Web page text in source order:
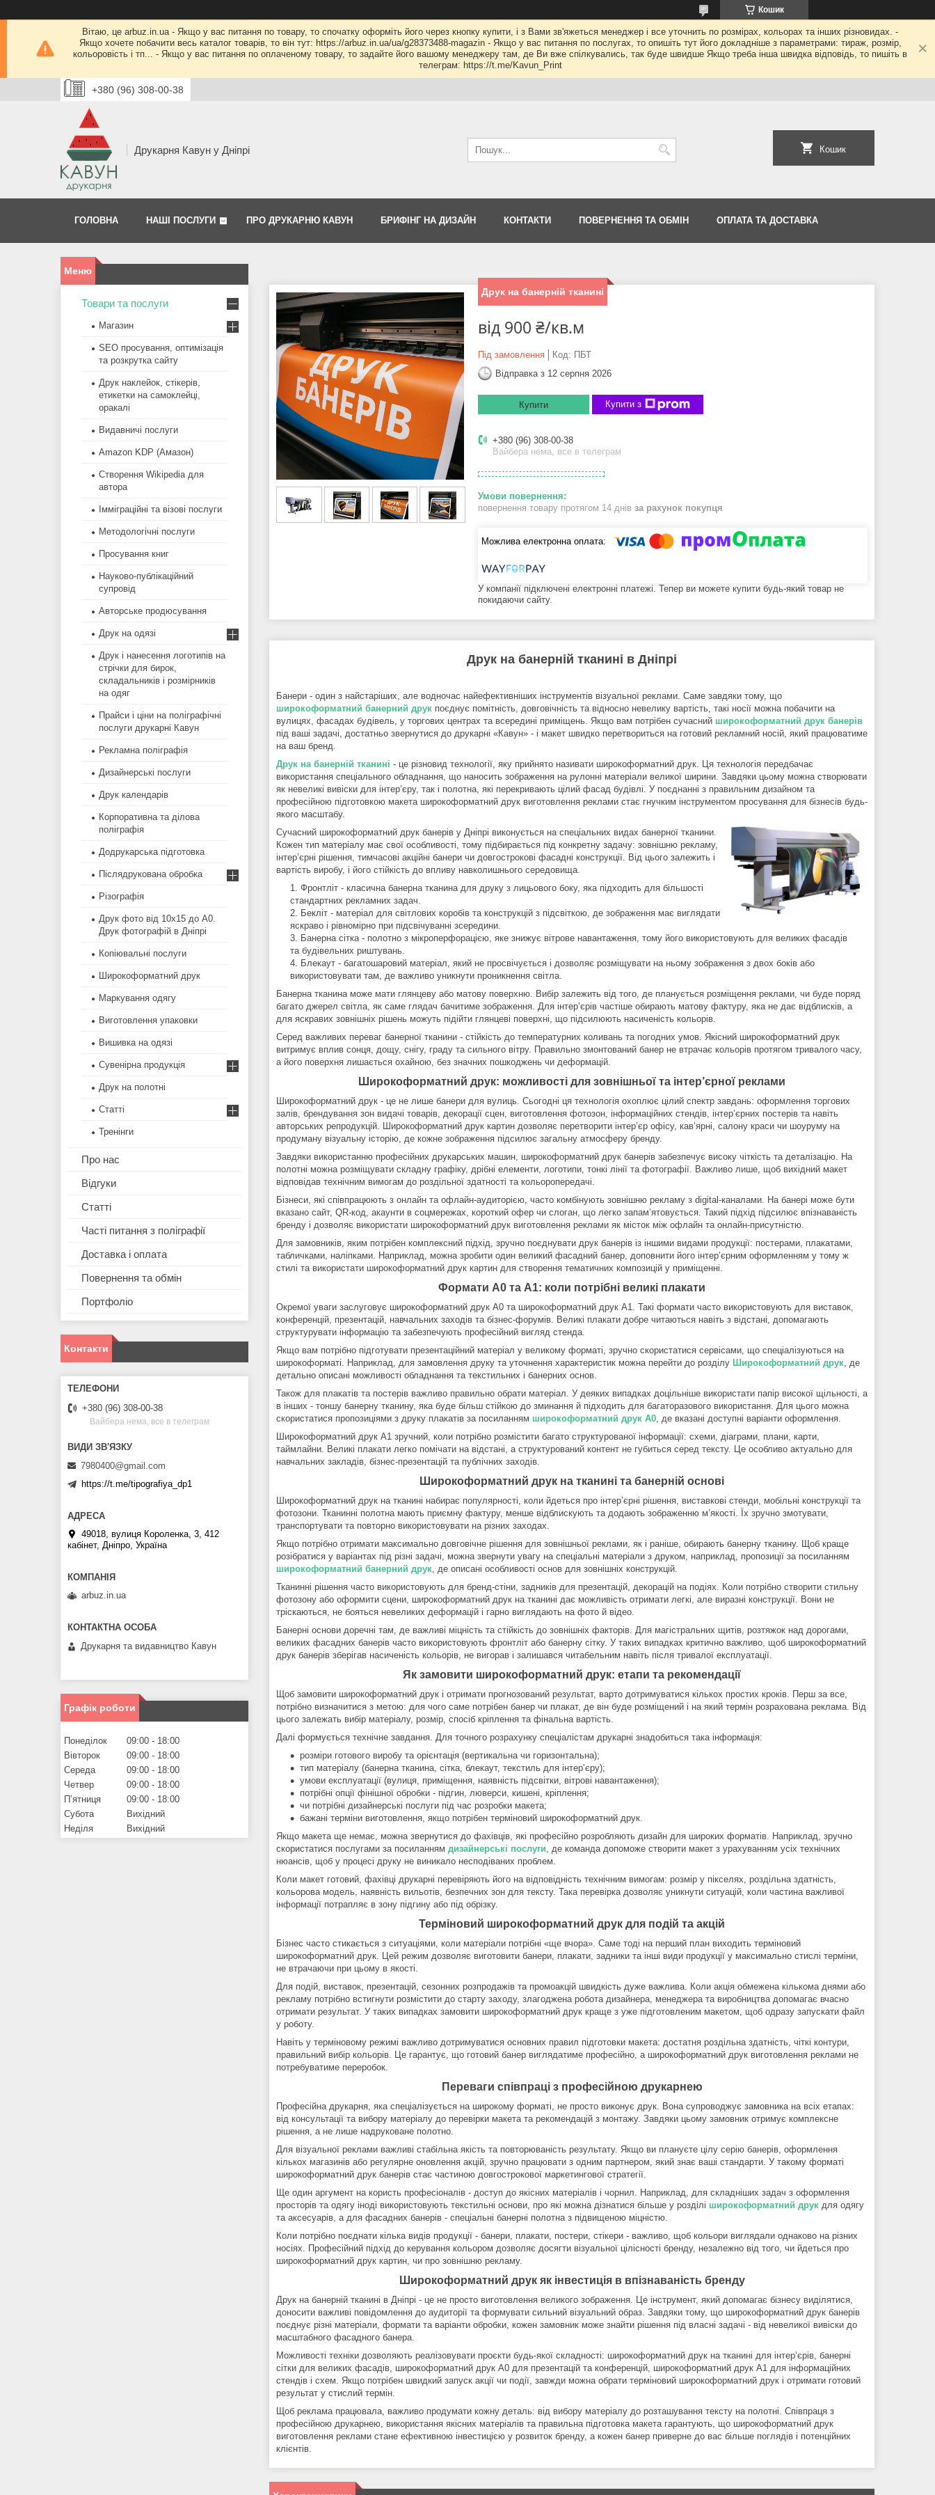
Кошик
Вітаю, це arbuz.in.ua - Якщо у вас питання по товару, то спочатку оформіть його через кнопку купити, і з Вами зв'яжеться менеджер і все уточнить по розмірах, кольорах та інших різновидах. -
Якщо хочете побачити весь каталог товарів, то він тут: https://arbuz.in.ua/ua/g28373488-magazin - Якщо у вас питання по послугах, то опишіть тут його докладніше з параметрами: тираж, розмір,
кольоровість і тп... - Якщо у вас питання по оплаченому товару, то задайте його вашому менеджеру там, де Ви вже спілкувались, так буде швидше Якщо треба інша швидка відповідь, то пишіть в
телеграм: https://t.me/Kavun_Print
+380 (96) 308-00-38
Друкарня Кавун у Дніпрі Кошик
ГОЛОВНА НАШІ ПОСЛУГИ ПРО ДРУКАРНЮ КАВУН БРИФІНГ НА ДИЗАЙН КОНТАКТИ ПОВЕРНЕННЯ ТА ОБМІН ОПЛАТА ТА ДОСТАВКА
Друк на банерній тканині
від 900 ₴/кв.м
Під замовлення Код: ПБТ
Відправка з 12 серпня 2026
Купити Купити з
+380 (96) 308-00-38
Вайбера нема, все в телеграм
повернення товару протягом 14 днів за рахунок покупця
У компанії підключені електронні платежі. Тепер ви можете купити будь-який товар не
покидаючи сайту.
Друк на банерній тканині в Дніпрі
Банери - один з найстаріших, але водночас найефективніших інструментів візуальної реклами. Саме завдяки тому, що
широкоформатний банерний друк поєднує помітність, довговічність та відносно невелику вартість, такі носії можна побачити на
вулицях, фасадах будівель, у торгових центрах та всередині приміщень. Якщо вам потрібен сучасний широкоформатний друк банерів
під ваші задачі, достатньо звернутися до друкарні «Кавун» - і макет швидко перетвориться на готовий рекламний носій, який працюватиме
на ваш бренд.
Друк на банерній тканині - це різновид технології, яку прийнято називати широкоформатний друк. Ця технологія передбачає
використання спеціального обладнання, що наносить зображення на рулонні матеріали великої ширини. Завдяки цьому можна створювати
як невеликі вивіски для інтер’єру, так і полотна, які перекривають цілий фасад будівлі. У поєднанні з правильним дизайном та
професійною підготовкою макета широкоформатний друк виготовлення реклами стає гнучким інструментом просування для бізнесів будь-
якого масштабу.
Сучасний широкоформатний друк банерів у Дніпрі виконується на спеціальних видах банерної тканини.
Кожен тип матеріалу має свої особливості, тому підбирається під конкретну задачу: зовнішню рекламу,
інтер’єрні рішення, тимчасові акційні банери чи довгострокові фасадні конструкції. Від цього залежить і
вартість виробу, і його стійкість до впливу навколишнього середовища.
Фронтліт - класична банерна тканина для друку з лицьового боку, яка підходить для більшості
стандартних рекламних задач.
Бекліт - матеріал для світлових коробів та конструкцій з підсвіткою, де зображення має виглядати
яскраво і рівномірно при підсвічуванні зсередини.
Банерна сітка - полотно з мікроперфорацією, яке знижує вітрове навантаження, тому його використовують для великих фасадів
та будівельних риштувань.
Блекаут - багатошаровий матеріал, який не просвічується і дозволяє розміщувати на ньому зображення з двох боків або
використовувати там, де важливо уникнути проникнення світла.
Банерна тканина може мати глянцеву або матову поверхню. Вибір залежить від того, де планується розміщення реклами, чи буде поряд
багато джерел світла, як саме глядач бачитиме зображення. Для інтер’єрів частіше обирають матову фактуру, яка не дає відблисків, а
для яскравих зовнішніх рішень можуть підійти глянцеві поверхні, що підсилюють насиченість кольорів.
Серед важливих переваг банерної тканини - стійкість до температурних коливань та погодних умов. Якісний широкоформатний друк
витримує вплив сонця, дощу, снігу, граду та сильного вітру. Правильно змонтований банер не втрачає кольорів протягом тривалого часу,
а його поверхня лишається охайною, без значних пошкоджень чи деформацій.
Широкоформатний друк: можливості для зовнішньої та інтер’єрної реклами
Широкоформатний друк - це не лише банери для вулиць. Сьогодні ця технологія охоплює цілий спектр завдань: оформлення торгових
залів, брендування зон видачі товарів, декорації сцен, виготовлення фотозон, інформаційних стендів, інтер’єрних постерів та навіть
авторських репродукцій. Широкоформатний друк картин дозволяє перетворити інтер’єр офісу, кав’ярні, салону краси чи шоуруму на
продуману візуальну історію, де кожне зображення підсилює загальну атмосферу бренду.
Завдяки використанню професійних друкарських машин, широкоформатний друк банерів забезпечує високу чіткість та деталізацію. На
полотні можна розміщувати складну графіку, дрібні елементи, логотипи, тонкі лінії та фотографії. Важливо лише, щоб вихідний макет
відповідав технічним вимогам до роздільної здатності та кольоропередачі.
Бізнеси, які співпрацюють з онлайн та офлайн-аудиторією, часто комбінують зовнішню рекламу з digital-каналами. На банері може бути
вказано сайт, QR-код, акаунти в соцмережах, короткий офер чи слоган, що легко запам’ятовується. Такий підхід підсилює впізнаваність
бренду і дозволяє використати широкоформатний друк виготовлення реклами як місток між офлайн та онлайн-присутністю.
Для замовників, яким потрібен комплексний підхід, зручно поєднувати друк банерів із іншими видами продукції: постерами, плакатами,
табличками, наліпками. Наприклад, можна зробити один великий фасадний банер, доповнити його інтер’єрним оформленням у тому ж
стилі та використати широкоформатний друк картин для створення тематичних композицій у приміщенні.
Формати А0 та А1: коли потрібні великі плакати
Окремої уваги заслуговує широкоформатний друк А0 та широкоформатний друк А1. Такі формати часто використовують для виставок,
конференцій, презентацій, навчальних заходів та бізнес-форумів. Великі плакати добре читаються навіть з відстані, допомагають
структурувати інформацію та забезпечують професійний вигляд стенда.
Якщо вам потрібно підготувати презентаційний матеріал у великому форматі, зручно скористатися сервісами, що спеціалізуються на
широкоформаті. Наприклад, для замовлення друку та уточнення характеристик можна перейти до розділу Широкоформатний друк, де
детально описані можливості обладнання та текстильних і банерних основ.
Також для плакатів та постерів важливо правильно обрати матеріал. У деяких випадках доцільніше використати папір високої щільності, а
в інших - тоншу банерну тканину, яка буде більш стійкою до зминання й підходить для багаторазового використання. Для цього можна
скористатися пропозиціями з друку плакатів за посиланням широкоформатний друк А0, де вказані доступні варіанти оформлення.
Широкоформатний друк А1 зручний, коли потрібно розмістити багато структурованої інформації: схеми, діаграми, плани, карти,
таймлайни. Великі плакати легко помічати на відстані, а структурований контент не губиться серед тексту. Це особливо актуально для
навчальних закладів, бізнес-презентацій та публічних заходів.
Широкоформатний друк на тканині та банерній основі
Широкоформатний друк на тканині набирає популярності, коли йдеться про інтер’єрні рішення, виставкові стенди, мобільні конструкції та
фотозони. Тканинні полотна мають приємну фактуру, менше відблискують та додають зображенню м’якості. Їх зручно змотувати,
транспортувати та повторно використовувати на різних заходах.
Якщо потрібно отримати максимально довговічне рішення для зовнішньої реклами, як і раніше, обирають банерну тканину. Щоб краще
розібратися у варіантах під різні задачі, можна звернути увагу на спеціальні матеріали з друком, наприклад, пропозиції за посиланням
широкоформатний банерний друк, де описані особливості основ для зовнішніх конструкцій.
Тканинні рішення часто використовують для бренд-стіни, задників для презентацій, декорацій на подіях. Коли потрібно створити стильну
фотозону або оформити сцени, широкоформатний друк на тканині дає можливість отримати легкі, але виразні конструкції. Вони не
тріскаються, не бояться невеликих деформацій і гарно виглядають на фото й відео.
Банерні основи доречні там, де важливі міцність та стійкість до зовнішніх факторів. Для магістральних щитів, розтяжок над дорогами,
великих фасадних банерів часто використовують фронтліт або банерну сітку. У таких випадках критично важливо, щоб широкоформатний
друк банерів зберігав насиченість кольорів, не вигорав і залишався читабельним навіть після тривалої експлуатації.
Як замовити широкоформатний друк: етапи та рекомендації
Щоб замовити широкоформатний друк і отримати прогнозований результат, варто дотримуватися кількох простих кроків. Перш за все,
потрібно визначитися з метою: для чого саме потрібен банер чи плакат, де він буде розміщений і на який термін розрахована реклама. Від
цього залежать вибір матеріалу, розмір, спосіб кріплення та фінальна вартість.
Далі формується технічне завдання. Для точного розрахунку спеціалістам друкарні знадобиться така інформація:
розміри готового виробу та орієнтація (вертикальна чи горизонтальна);
тип матеріалу (банерна тканина, сітка, блекаут, текстиль для інтер’єру);
умови експлуатації (вулиця, приміщення, наявність підсвітки, вітрові навантаження);
потрібні опції фінішної обробки - підгин, люверси, кишені, кріплення;
чи потрібні дизайнерські послуги під час розробки макета;
бажані терміни виготовлення, якщо потрібен терміновий широкоформатний друк.
Якщо макета ще немає, можна звернутися до фахівців, які професійно розробляють дизайн для широких форматів. Наприклад, зручно
скористатися послугами за посиланням дизайнерські послуги, де команда допоможе створити макет з урахуванням усіх технічних
нюансів, щоб у процесі друку не виникало несподіваних проблем.
Коли макет готовий, фахівці друкарні перевіряють його на відповідність технічним вимогам: розмір у пікселях, роздільна здатність,
кольорова модель, наявність вильотів, безпечних зон для тексту. Така перевірка дозволяє уникнути ситуацій, коли частина важливої
інформації потрапляє в зону підгину або під обрізку.
Терміновий широкоформатний друк для подій та акцій
Бізнес часто стикається з ситуаціями, коли матеріали потрібні «ще вчора». Саме тоді на перший план виходить терміновий
широкоформатний друк. Цей режим дозволяє виготовити банери, плакати, задники та інші види продукції у максимально стислі терміни,
не втрачаючи при цьому в якості.
Для подій, виставок, презентацій, сезонних розпродажів та промоакцій швидкість дуже важлива. Коли акція обмежена кількома днями або
рекламу потрібно встигнути розмістити до старту заходу, злагоджена робота дизайнера, менеджера та виробництва допомагає вчасно
отримати результат. У таких випадках замовити широкоформатний друк краще з уже підготовленим макетом, щоб одразу запускати файл
у роботу.
Навіть у терміновому режимі важливо дотримуватися основних правил підготовки макета: достатня роздільна здатність, чіткі контури,
правильний вибір кольорів. Це гарантує, що готовий банер виглядатиме професійно, а широкоформатний друк виготовлення реклами не
потребуватиме переробок.
Переваги співпраці з професійною друкарнею
Професійна друкарня, яка спеціалізується на широкому форматі, не просто виконує друк. Вона супроводжує замовника на всіх етапах:
від консультації та вибору матеріалу до перевірки макета та рекомендацій з монтажу. Завдяки цьому замовник отримує комплексне
рішення, а не лише надруковане полотно.
Для візуальної реклами важливі стабільна якість та повторюваність результату. Якщо ви плануєте цілу серію банерів, оформлення
кількох магазинів або регулярне оновлення акцій, зручно працювати з одним партнером, який знає ваші стандарти. У такому форматі
широкоформатний друк банерів стає частиною довгострокової маркетингової стратегії.
Ще один аргумент на користь професіоналів - доступ до якісних матеріалів і чорнил. Наприклад, для складніших задач з оформлення
просторів та одягу іноді використовують текстильні основи, про які можна дізнатися більше у розділі широкоформатний друк для одягу
та аксесуарів, а для фасадних банерів - спеціальні банерні полотна з підвищеною міцністю.
Коли потрібно поєднати кілька видів продукції - банери, плакати, постери, стікери - важливо, щоб кольори виглядали однаково на різних
носіях. Професійний підхід до керування кольором дозволяє досягти візуальної цілісності бренду, незалежно від того, чи йдеться про
широкоформатний друк картин, чи про зовнішню рекламу.
Широкоформатний друк як інвестиція в впізнаваність бренду
Друк на банерній тканині в Дніпрі - це не просто виготовлення великого зображення. Це інструмент, який допомагає бізнесу виділятися,
доносити важливі повідомлення до аудиторії та формувати сильний візуальний образ. Завдяки тому, що широкоформатний друк банерів
поєднує різні матеріали, формати та варіанти обробки, кожен замовник може знайти рішення під власні задачі - від невеликої вивіски до
масштабного фасадного банера.
Можливості техніки дозволяють реалізовувати проєкти будь-якої складності: широкоформатний друк на тканині для інтер’єрів, банерні
сітки для великих фасадів, широкоформатний друк А0 для презентацій та конференцій, широкоформатний друк А1 для інформаційних
стендів і схем. Якщо потрібен швидкий запуск акції чи події, завжди можна обрати терміновий широкоформатний друк і отримати готовий
результат у стислий термін.
Щоб реклама працювала, важливо продумати кожну деталь: від вибору матеріалу до розташування тексту на полотні. Співпраця з
професійною друкарнею, використання якісних матеріалів та правильна підготовка макета гарантують, що широкоформатний друк
виготовлення реклами стане ефективною інвестицією у розвиток бренду, а кожен банер приверне до вас більше поглядів і потенційних
клієнтів.
Товари та послуги
Магазин
SEO просування, оптимізація
та розкрутка сайту
Друк наклейок, стікерів,
етикетки на самоклейці,
оракалі
Видавничі послуги
Amazon KDP (Амазон)
Створення Wikipedia для
автора
Імміграційні та візові послуги
Методологічні послуги
Просування книг
Науково-публікаційний
супровід
Авторське продюсування
Друк на одязі
Друк і нанесення логотипів на
стрічки для бирок,
складальників і розмірників
на одяг
Прайси і ціни на поліграфічні
послуги друкарні Кавун
Рекламна поліграфія
Дизайнерські послуги
Друк календарів
Корпоративна та ділова
поліграфія
Додрукарська підготовка
Післядрукована обробка
Різографія
Друк фото від 10х15 до А0.
Друк фотографій в Дніпрі
Копіювальні послуги
Широкоформатний друк
Маркування одягу
Виготовлення упаковки
Вишивка на одязі
Сувенірна продукція
Друк на полотні
Статті
Тренінги
Про нас
Відгуки
Статті
Часті питання з поліграфії
Доставка і оплата
Повернення та обмін
Портфоліо
Контакти
+380 (96) 308-00-38
Вайбера нема, все в телеграм
7980400@gmail.com
https://t.me/tipografiya_dp1
49018, вулиця Короленка, 3, 412
кабінет, Дніпро, Україна
arbuz.in.ua
Друкарня та видавництво Кавун
Графік роботи
Понеділок 09:00
18:00
Вівторок
09:00
18:00
Середа
09:00
18:00
Четвер
09:00
18:00
Пʼятниця
09:00
18:00
Субота
Вихідний
Неділя
Вихідний